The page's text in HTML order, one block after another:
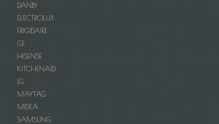
DANBY
ELECTROLUX
FRIGIDAIRE
GE
HISENSE
KITCHENAID
LG
MAYTAG
MIDEA
SAMSUNG